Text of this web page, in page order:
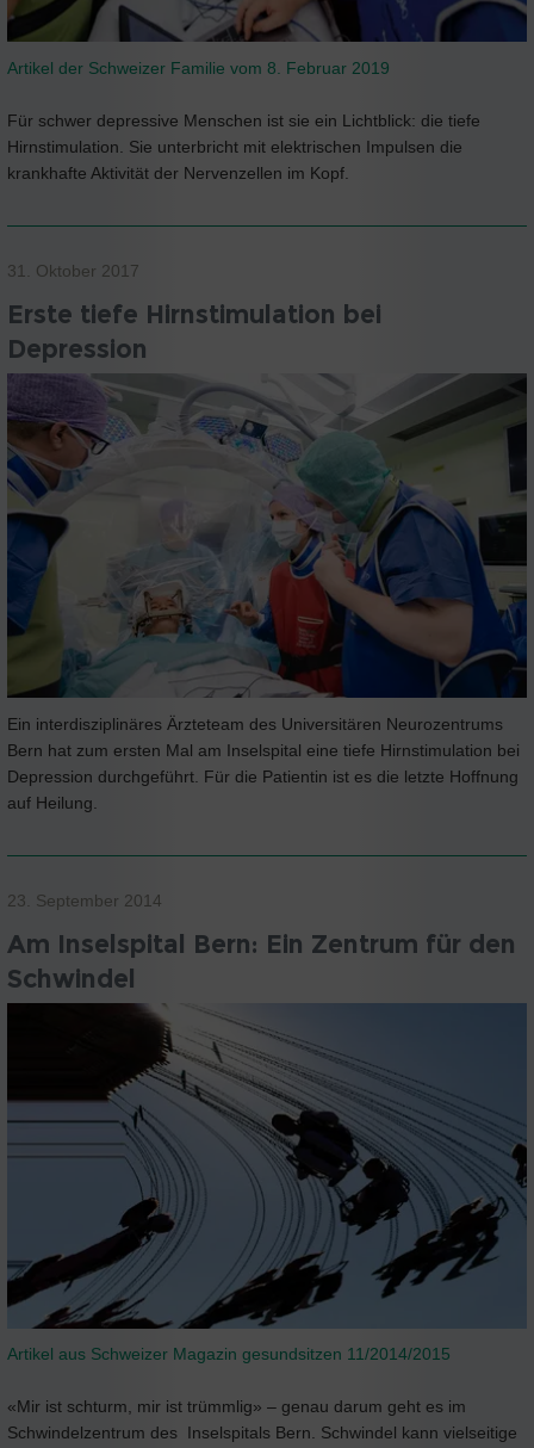
Artikel der Schweizer Familie vom 8. Februar 2019
Für schwer depressive Menschen ist sie ein Lichtblick: die tiefe
Hirnstimulation. Sie unterbricht mit elektrischen Impulsen die
krankhafte Aktivität der Nervenzellen im Kopf.
31. Oktober 2017
Erste tiefe Hirnstimulation bei
Depression
Ein interdisziplinäres Ärzteteam des Universitären Neurozentrums
Bern hat zum ersten Mal am Inselspital eine tiefe Hirnstimulation bei
Depression durchgeführt. Für die Patientin ist es die letzte Hoffnung
auf Heilung.
23. September 2014
Am Inselspital Bern: Ein Zentrum für den
Schwindel
Artikel aus Schweizer Magazin gesundsitzen 11/2014/2015
«Mir ist schturm, mir ist trümmlig» – genau darum geht es im
Schwindelzentrum des Inselspitals Bern. Schwindel kann vielseitige